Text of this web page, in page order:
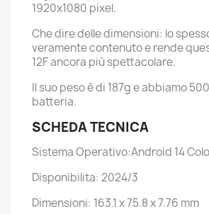
1920x1080 pixel.
Che dire delle dimensioni: lo
veramente contenuto e rende
12F ancora più spettacolare.
Il suo peso è di 187g e abbiamo
batteria.
SCHEDA TECNICA
Sistema Operativo:Android 14
Disponibilita: 2024/3
Dimensioni: 163.1 x 75.8 x 7.76 mm